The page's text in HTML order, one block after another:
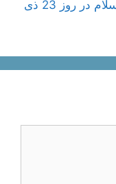
هدف از زیارت امام رضا علیه السلام در روز 23 ذی